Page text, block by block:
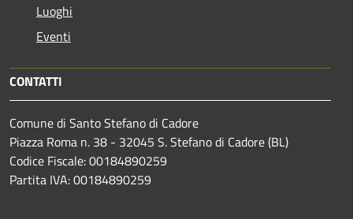
Luoghi
Eventi
CONTATTI
Comune di Santo Stefano di Cadore
Piazza Roma n. 38 - 32045 S. Stefano di Cadore (BL)
Codice Fiscale: 00184890259
Partita IVA: 00184890259